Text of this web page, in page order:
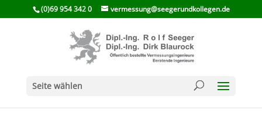
(0)69 954 342 0 vermessung@seegerundkollegen.de
Seite wählen